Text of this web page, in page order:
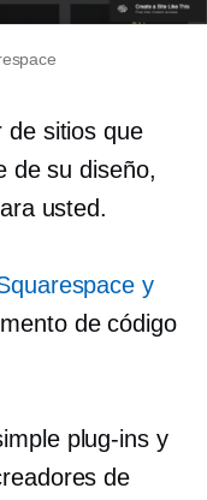
de sitios que
de su diseño,
usted.
y
de código
plug-insy
de